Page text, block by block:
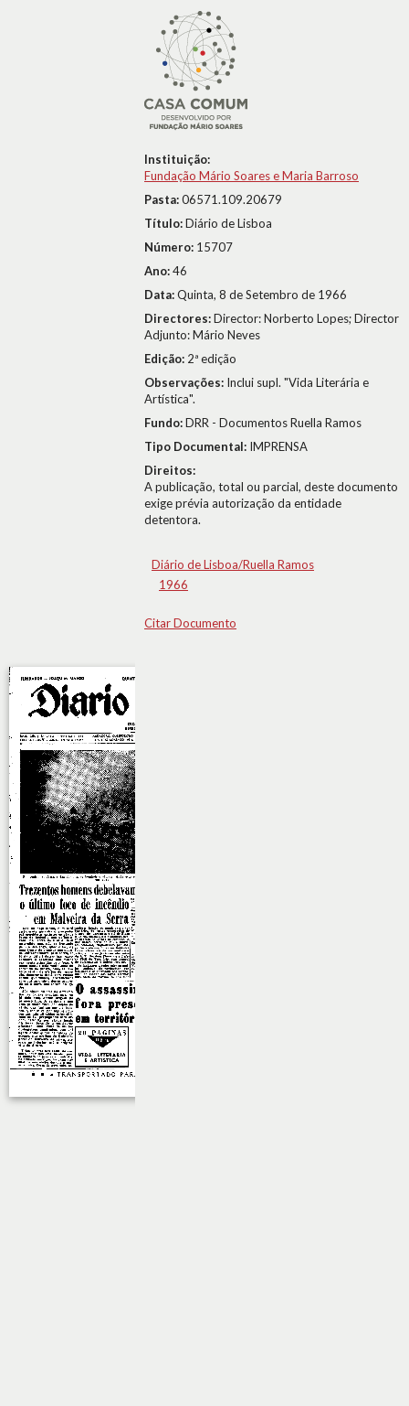
Instituição:
Fundação Mário Soares e Maria Barroso
Pasta:06571.109.20679
Título:Diário de Lisboa
Número: 15707
Ano:46
Data:Quinta, 8 de Setembro de 1966
Directores:Director: Norberto Lopes; Director
Adjunto: Mário Neves
Edição: 2ª edição
Observações: Inclui supl. "Vida Literária e
Artística".
Fundo:DRR - Documentos Ruella Ramos
Tipo Documental: IMPRENSA
Direitos:
A publicação, total ou parcial, deste documento
exige prévia autorização da entidade
detentora.
Diário de Lisboa/Ruella Ramos
1966
Citar Documento